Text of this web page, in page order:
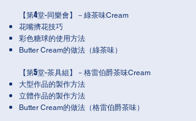
【第4堂-同樂會】－綠茶味Cream
花嘴擠花技巧
彩色糖球的使用方法
Butter Cream的做法（綠茶味）
【第5堂-茶具組】－格雷伯爵茶味Cream
大型作品的製作方法
立體作品的製作方法
Butter Cream的做法（格雷伯爵茶味）